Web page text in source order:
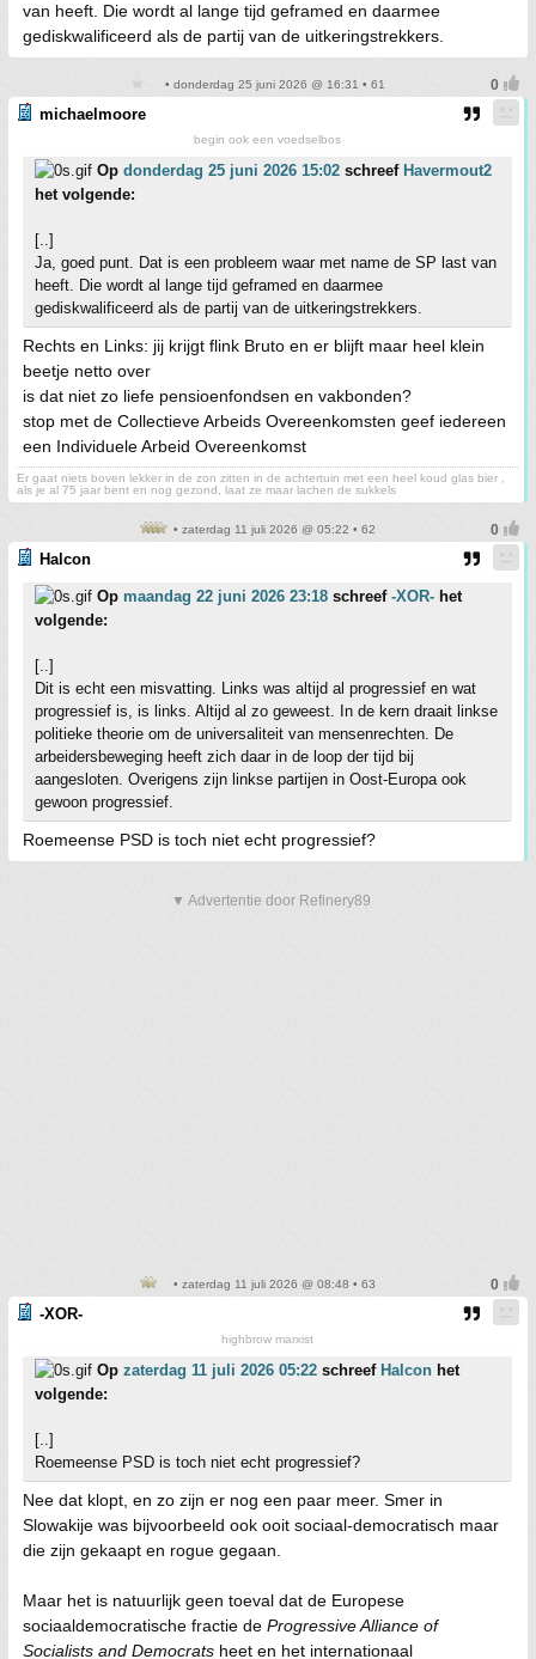
van heeft. Die wordt al lange tijd geframed en daarmee
gediskwalificeerd als de partij van de uitkeringstrekkers.
• donderdag 25 juni 2026 @ 16:31 • 61
michaelmoore
begin ook een voedselbos
Op donderdag 25 juni 2026 15:02 schreef Havermout2
het volgende:
[..]
Ja, goed punt. Dat is een probleem waar met name de SP last van
heeft. Die wordt al lange tijd geframed en daarmee
gediskwalificeerd als de partij van de uitkeringstrekkers.
Rechts en Links: jij krijgt flink Bruto en er blijft maar heel klein
beetje netto over
is dat niet zo liefe pensioenfondsen en vakbonden?
stop met de Collectieve Arbeids Overeenkomsten geef iedereen
een Individuele Arbeid Overeenkomst
Er gaat niets boven lekker in de zon zitten in de achtertuin met een heel koud glas bier ,
als je al 75 jaar bent en nog gezond, laat ze maar lachen de sukkels
• zaterdag 11 juli 2026 @ 05:22 • 62
Halcon
Op maandag 22 juni 2026 23:18 schreef -XOR- het
volgende:
[..]
Dit is echt een misvatting. Links was altijd al progressief en wat
progressief is, is links. Altijd al zo geweest. In de kern draait linkse
politieke theorie om de universaliteit van mensenrechten. De
arbeidersbeweging heeft zich daar in de loop der tijd bij
aangesloten. Overigens zijn linkse partijen in Oost-Europa ook
gewoon progressief.
Roemeense PSD is toch niet echt progressief?
▼ Advertentie door Refinery89
• zaterdag 11 juli 2026 @ 08:48 • 63
-XOR-
highbrow marxist
Op zaterdag 11 juli 2026 05:22 schreef Halcon het
volgende:
[..]
Roemeense PSD is toch niet echt progressief?
Nee dat klopt, en zo zijn er nog een paar meer. Smer in
Slowakije was bijvoorbeeld ook ooit sociaal-democratisch maar
die zijn gekaapt en rogue gegaan.
Maar het is natuurlijk geen toeval dat de Europese
sociaaldemocratische fractie de Progressive Alliance of
Socialists and Democrats heet en het internationaal